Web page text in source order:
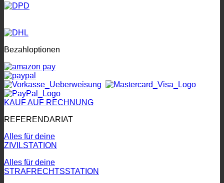
Bezahloptionen
KAUF AUF RECHNUNG
REFERENDARIAT
Alles für deine
ZIVILSTATION
Alles für deine
STRAFRECHTSSTATION